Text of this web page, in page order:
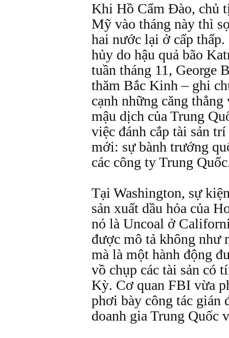
Khi Hồ Cẩm Ðào, chủ
Mỹ vào tháng này thì
hai nước lại ở cấp
hủy do hậu quả bão
tuần tháng 11, George
thăm Bắc Kinh – ghi
cạnh những căng
mậu dịch của Trung
việc đánh cắp tài sản
mới: sự bành trướng
các công ty Trung
Tại Washington, sự
sản xuất dầu hỏa của
nó là Uncoal ở
được mô tả không như
mà là một hành động
vồ chụp các tài sản có
Kỳ. Cơ quan FBI vừa
phơi bày công tác gián
doanh gia Trung Quốc